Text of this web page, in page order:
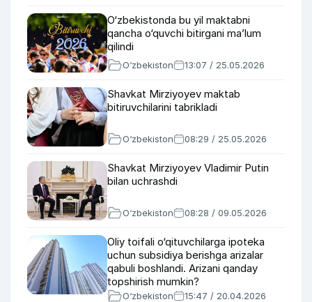
O‘zbekistonda bu yil maktabni
qancha o‘quvchi bitirgani ma’lum
qilindi
O‘zbekiston 13:07 / 25.05.2026
Shavkat Mirziyoyev maktab
bitiruvchilarini tabrikladi
O‘zbekiston 08:29 / 25.05.2026
Shavkat Mirziyoyev Vladimir Putin
bilan uchrashdi
O‘zbekiston 08:28 / 09.05.2026
Oliy toifali o‘qituvchilarga ipoteka
uchun subsidiya berishga arizalar
qabuli boshlandi. Arizani qanday
topshirish mumkin?
O‘zbekiston 15:47 / 20.04.2026